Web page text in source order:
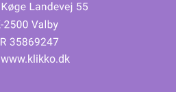
www.klikko.dk